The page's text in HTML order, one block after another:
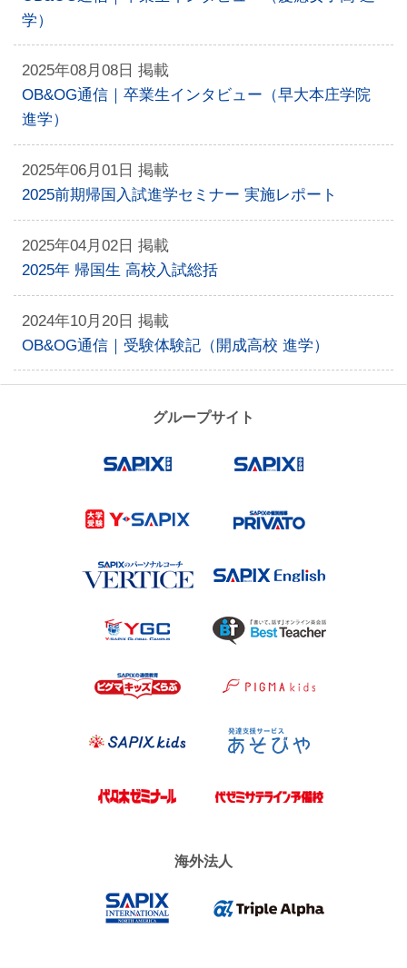
学）
2025年08月08日 掲載
OB&OG通信｜卒業生インタビュー（早大本庄学院
進学）
2025年06月01日 掲載
2025前期帰国入試進学セミナー 実施レポート
2025年04月02日 掲載
2025年 帰国生 高校入試総括
2024年10月20日 掲載
OB&OG通信｜受験体験記（開成高校 進学）
グループサイト
Y-SAPIX Global Campus（
SAPIX kids
海外法人